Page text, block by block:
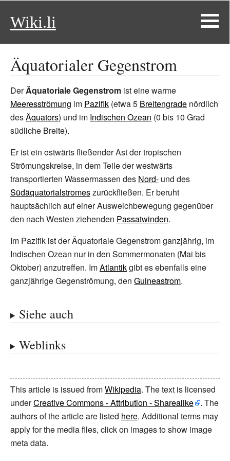
Wiki.li
Äquatorialer Gegenstrom
DerÄquatoriale Gegenstrom ist eine warme
Meeresströmung im Pazifik (etwa 5 Breitengrade nördlich
desÄquators) und im Indischen Ozean (0 bis 10 Grad
südliche Breite).
Er ist ein ostwärts fließender Ast der tropischen
Strömungskreise, in dem Teile der westwärts
transportierten Wassermassen des Nord- und des
Südäquatorialstromeszurückfließen. Er beruht
hauptsächlich auf einer Ausweichbewegung gegenüber
den nach Westen ziehenden Passatwinden.
Im Pazifik ist der Äquatoriale Gegenstrom ganzjährig, im
Indischen Ozean nur in den Sommermonaten (Mai bis
Oktober) anzutreffen. ImAtlantikgibt es ebenfalls eine
ganzjährige Gegenströmung, den Guineastrom.
Siehe auch
Weblinks
This article is issued fromWikipedia. The text is licensed
underCreative Commons - Attribution - Sharealike
. The
authors of the article are listed here. Additional terms may
apply for the media files, click on images to show image
meta data.